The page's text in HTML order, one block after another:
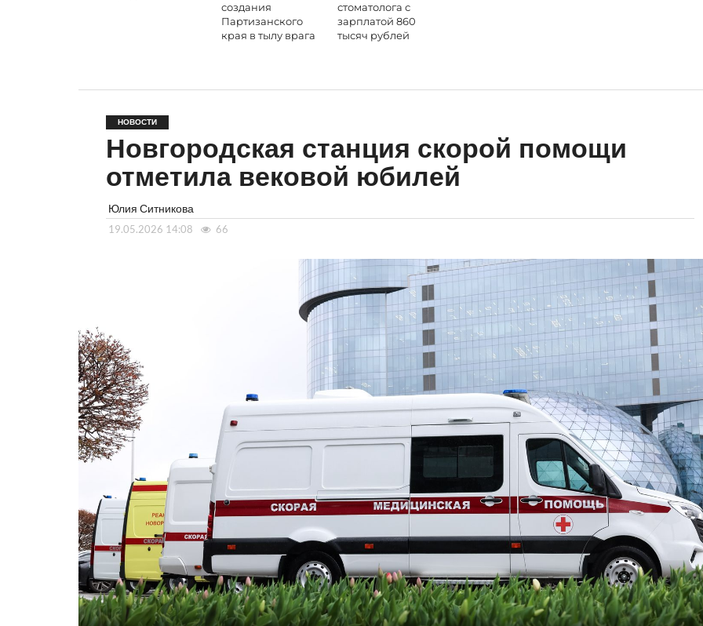
создания
Партизанского
края в тылу врага
стоматолога с
зарплатой 860
тысяч рублей
НОВОСТИ
Новгородская станция скорой помощи
отметила вековой юбилей
Юлия Ситникова
19.05.2026 14:08 66